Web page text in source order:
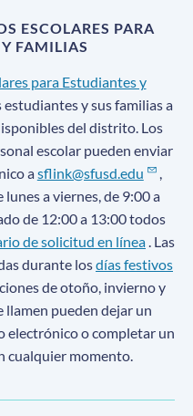
ESCOLARES PARA
FAMILIAS
para Estudiantes y
estudiantes y sus familias a
del distrito. Los
escolar pueden enviar
asflink@sfusd.edu
,
a viernes, de 9:00 a
de 12:00 a 13:00 todos
de solicitud en línea. Las
durante losdías festivos
de otoño, invierno y
llamen pueden dejar un
electrónico o completar un
cualquier momento.